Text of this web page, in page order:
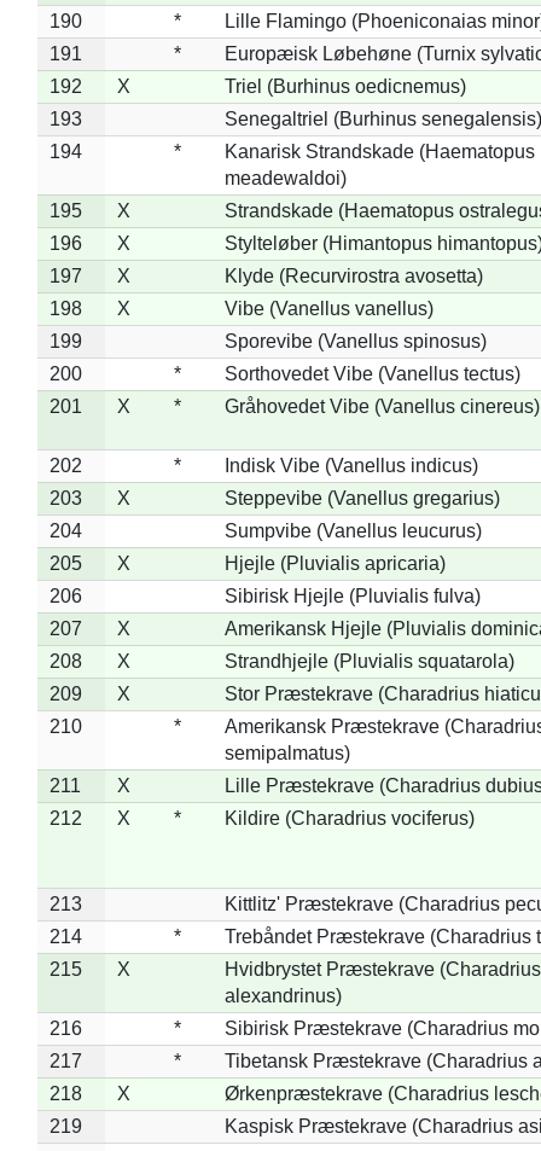
190
*
Lille Flamingo (Phoeniconaias
191
*
Europæisk Løbehøne (Turnix
192
X
Triel (Burhinus oedicnemus)
193
Senegaltriel (Burhinus senegalensis)
194
*
Kanarisk Strandskade (Haematopus
meadewaldoi)
195
X
Strandskade (Haematopus
196
X
Stylteløber (Himantopus
197
X
Klyde (Recurvirostra avosetta)
198
X
Vibe (Vanellus vanellus)
199
Sporevibe (Vanellus spinosus)
200
*
Sorthovedet Vibe (Vanellus tectus)
201
X * Gråhovedet Vibe (Vanellus cinereus)
202 *
Indisk Vibe (Vanellus indicus)
203
X
Steppevibe (Vanellus gregarius)
204
Sumpvibe (Vanellus leucurus)
205
X
Hjejle (Pluvialis apricaria)
206
Sibirisk Hjejle (Pluvialis fulva)
207
X
Amerikansk Hjejle (Pluvialis
208
X
Strandhjejle (Pluvialis squatarola)
209
X
Stor Præstekrave (Charadrius
210
*
Amerikansk Præstekrave
semipalmatus)
211
X
Lille Præstekrave (Charadrius
212
X * Kildire (Charadrius vociferus)
213
Kittlitz' Præstekrave (Charadrius
214
*
Trebåndet Præstekrave (Charadrius
215
X
Hvidbrystet Præstekrave (Charadrius
alexandrinus)
216
*
Sibirisk Præstekrave (Charadrius
217
*
Tibetansk Præstekrave (Charadrius
218
X
Ørkenpræstekrave (Charadrius
219
Kaspisk Præstekrave (Charadrius